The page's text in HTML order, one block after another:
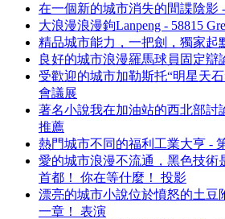
在一個新的城市消失的間諜陰影
大浪漫浪漫鉤Lanpeng - 58815
精品城市能力，一把劍，獨家起
良好的城市浪漫羅馬球員固定辯
受歡迎的城市加勒斯托“明星天
會議展
著名小說我在加油站的西北部討
推薦
熱門城市不同的福利工業大亨 -
愛的城市浪漫不流通，黑色技術
首都！ 你在等什麼！ 投影
漂亮的城市小說位於憤怒的土豆
一章！ 表演